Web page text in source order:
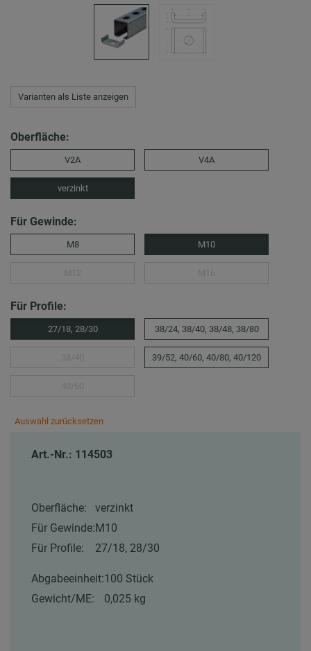
Varianten als Liste anzeigen
Oberfläche:
V2A V4A
verzinkt
Für Gewinde:
M8 M10
Für Profile:
27/18, 28/30 38/24, 38/40, 38/48, 38/80
39/52, 40/60, 40/80, 40/120
Auswahl zurücksetzen
Art.-Nr.: 114503
Oberfläche:
verzinkt
Für Gewinde:M10
Für Profile:
27/18, 28/30
Abgabeeinheit:100 Stück
Gewicht/ME:
0,025 kg